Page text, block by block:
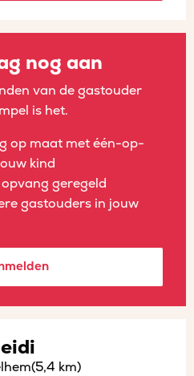
nog aan
van de gastouder
is het.
op maat met één-op-
kind
geregeld
gastouders in jouw
(5,4 km)